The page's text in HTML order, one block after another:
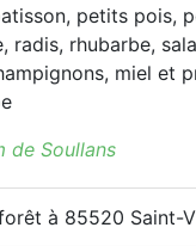
petits pois,
radis, rhubarbe,
miel et
de Soullans
à 85520 Saint-